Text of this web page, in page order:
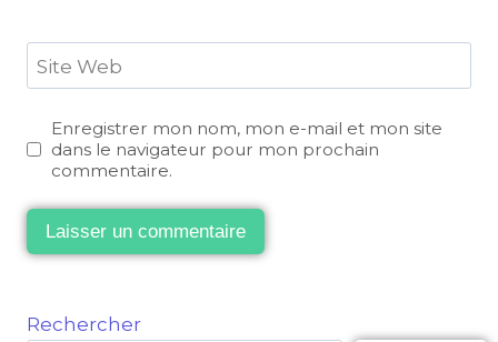
Site Web
Enregistrer mon nom, mon e-mail et mon site
dans le navigateur pour mon prochain
commentaire.
Rechercher